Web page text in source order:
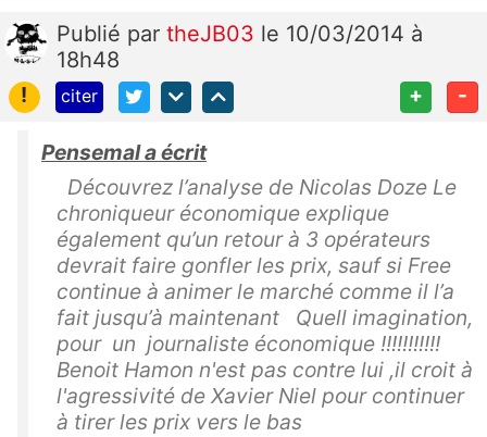
Publié par theJB03 le 10/03/2014 à
18h48
!
citer + -
Pensemal a écrit
Découvrez l’analyse de Nicolas Doze Le
chroniqueur économique explique
également qu’un retour à 3 opérateurs
devrait faire gonfler les prix, sauf si Free
continue à animer le marché comme il l’a
fait jusqu’à maintenant Quell imagination,
pour un journaliste économique !!!!!!!!!!!
Benoit Hamon n'est pas contre lui ,il croit à
l'agressivité de Xavier Niel pour continuer
à tirer les prix vers le bas